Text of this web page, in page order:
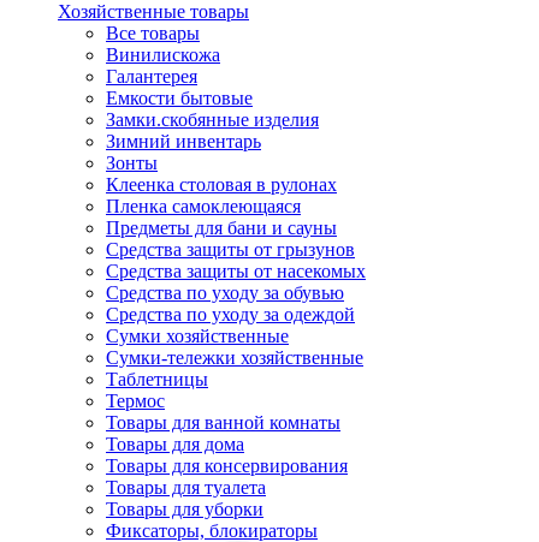
Хозяйственные товары
Все товары
Винилискожа
Галантерея
Емкости бытовые
Замки.скобянные изделия
Зимний инвентарь
Зонты
Клеенка столовая в рулонах
Пленка самоклеющаяся
Предметы для бани и сауны
Средства защиты от грызунов
Средства защиты от насекомых
Средства по уходу за обувью
Средства по уходу за одеждой
Сумки хозяйственные
Сумки-тележки хозяйственные
Таблетницы
Термос
Товары для ванной комнаты
Товары для дома
Товары для консервирования
Товары для туалета
Товары для уборки
Фиксаторы, блокираторы